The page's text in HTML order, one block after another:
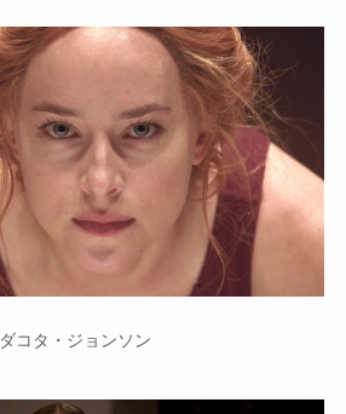
ダコタ・ジョンソン